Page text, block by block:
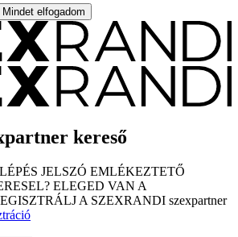
Mindet elfogadom
kereső
JELSZÓ EMLÉKEZTETŐ
ELEGED VAN A
A SZEXRANDI szexpartner